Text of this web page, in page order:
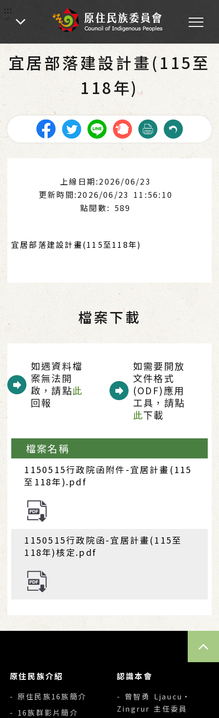
:::
:::
首頁 業務專區
宜居部落建設計畫(115至
118年)
上線日期:2026/06/23
更新時間:2026/06/23 11:56:10
點閱數: 589
宜居部落建設計畫(115至118年)
檔案下載
如遇資料檔
案無法開
啟，請點此
回報
如需要開放
文件格式
(ODF)應用
工具，請點
此下載
檔案名稱
1150515行政院函附件-宜居計畫(115
至118年).pdf
1150515行政院函-宜居計畫(115至
118年)核定.pdf
原住民族介紹
- 原住民族16族簡介
- 16族群影片簡介
認識本會
- 曾智勇 Ljaucu‧
Zingrur 主任委員